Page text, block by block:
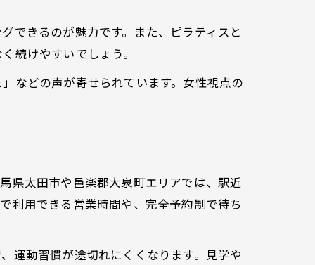
できるのが魅力です。また、ピラティスと
続けやすいでしょう。
などの声が寄せられています。女性視点の
県太田市や邑楽郡大泉町エリアでは、駅近
利用できる営業時間や、完全予約制で待ち
運動習慣が途切れにくくなります。見学や